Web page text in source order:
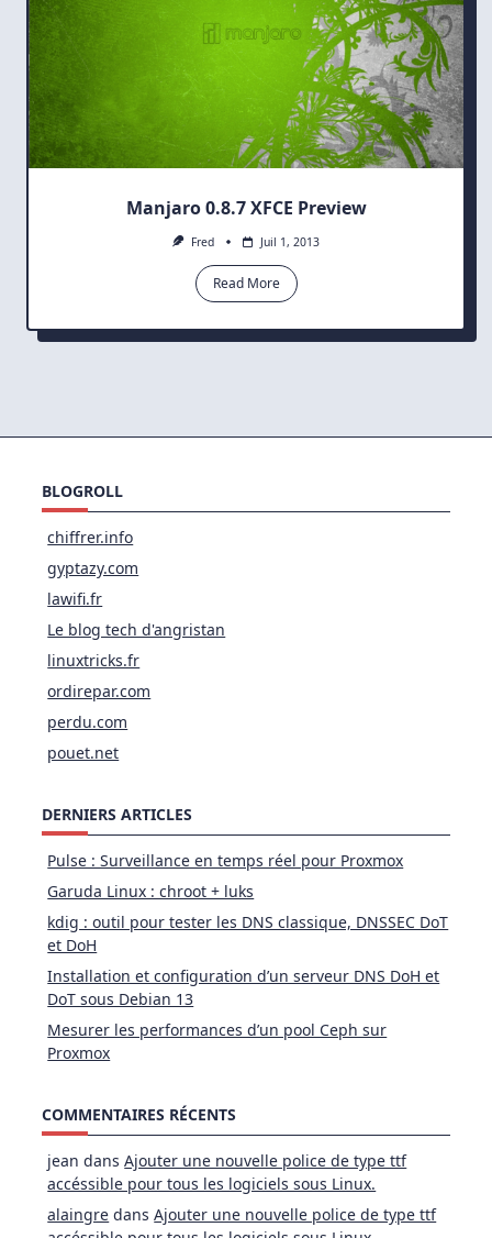
Manjaro 0.8.7 XFCE Preview
Fred Juil 1, 2013
Read More
BLOGROLL
chiffrer.info
gyptazy.com
lawifi.fr
Le blog tech d'angristan
linuxtricks.fr
ordirepar.com
perdu.com
pouet.net
DERNIERS ARTICLES
Pulse : Surveillance en temps réel pour Proxmox
Garuda Linux : chroot + luks
kdig : outil pour tester les DNS classique, DNSSEC DoT
et DoH
Installation et configuration d’un serveur DNS DoH et
DoT sous Debian 13
Mesurer les performances d’un pool Ceph sur
Proxmox
COMMENTAIRES RÉCENTS
jean dansAjouter une nouvelle police de type ttf
accéssible pour tous les logiciels sous Linux.
alaingre dansAjouter une nouvelle police de type ttf